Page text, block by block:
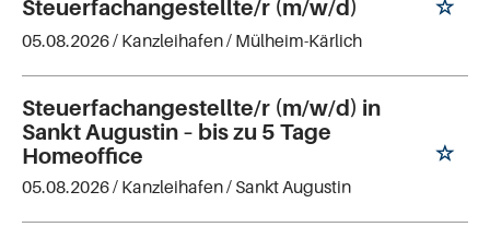
Steuerfachangestellte/r (m/w/d)
05.08.2026 / Kanzleihafen/ Mülheim-Kärlich
Steuerfachangestellte/r (m/w/d) in
Sankt Augustin – bis zu 5 Tage
Homeoffice
05.08.2026 / Kanzleihafen/ Sankt Augustin